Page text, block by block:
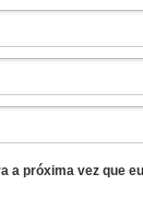
a próxima vez que